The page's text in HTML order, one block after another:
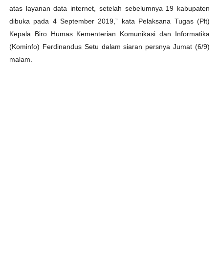
atas layanan data internet, setelah sebelumnya 19 kabupaten
dibuka pada 4 September 2019,” kata Pelaksana Tugas (Plt)
Kepala Biro Humas Kementerian Komunikasi dan Informatika
(Kominfo) Ferdinandus Setu dalam siaran persnya Jumat (6/9)
malam.